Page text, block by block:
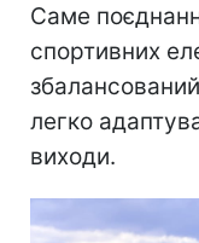
Саме
спортивних
легко
виходи.